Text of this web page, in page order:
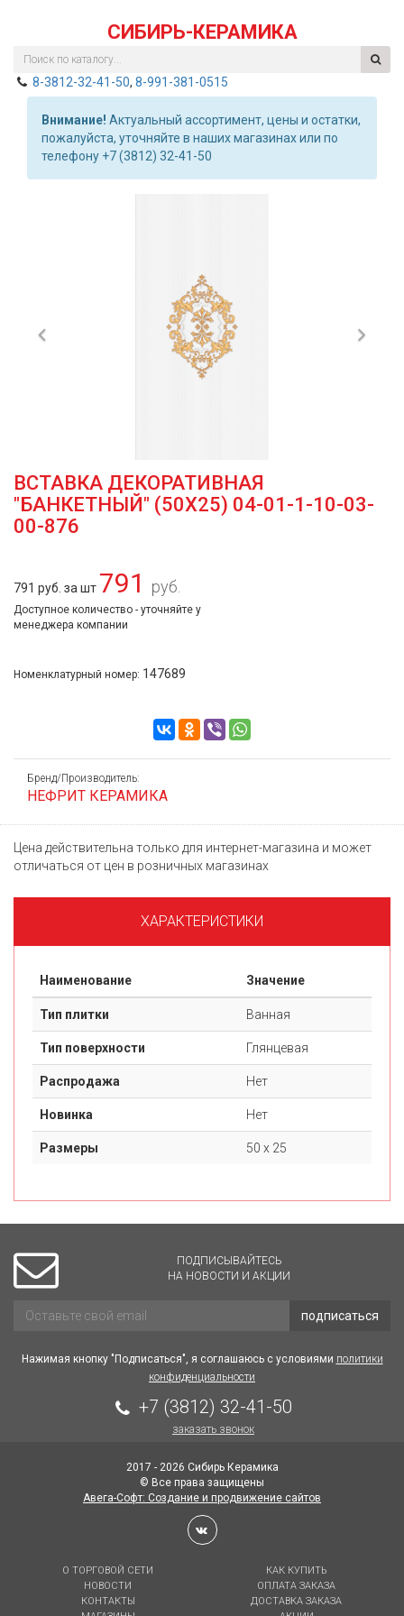
СИБИРЬ-КЕРАМИКА
8-3812-32-41-50, 8-991-381-0515
Внимание! Актуальный ассортимент, цены и остатки,
пожалуйста, уточняйте в наших магазинах или по
телефону +7 (3812) 32-41-50
Previous
ВСТАВКА ДЕКОРАТИВНАЯ
"БАНКЕТНЫЙ" (50Х25) 04-01-1-10-03-
00-876
791 руб. за шт 791 руб.
Доступное количество - уточняйте у
менеджера компании
Номенклатурный номер: 147689
Бренд/Производитель:
НЕФРИТ КЕРАМИКА
Цена действительна только для интернет-магазина и может
отличаться от цен в розничных магазинах
ХАРАКТЕРИСТИКИ
Наименование Значение
Тип плитки Ванная
Тип поверхности Глянцевая
Распродажа Нет
Новинка Нет
Размеры 50 х 25
ПОДПИСЫВАЙТЕСЬ
НА НОВОСТИ И АКЦИИ
подписаться
Нажимая кнопку "Подписаться", я соглашаюсь с условиями политики
конфиденциальности
+7 (3812) 32-41-50
заказать звонок
2017 - 2026 Сибирь Керамика
© Все права защищены
Авега-Софт: Создание и продвижение сайтов
О ТОРГОВОЙ СЕТИ
НОВОСТИ
КОНТАКТЫ
КАК КУПИТЬ
ОПЛАТА ЗАКАЗА
ДОСТАВКА ЗАКАЗА